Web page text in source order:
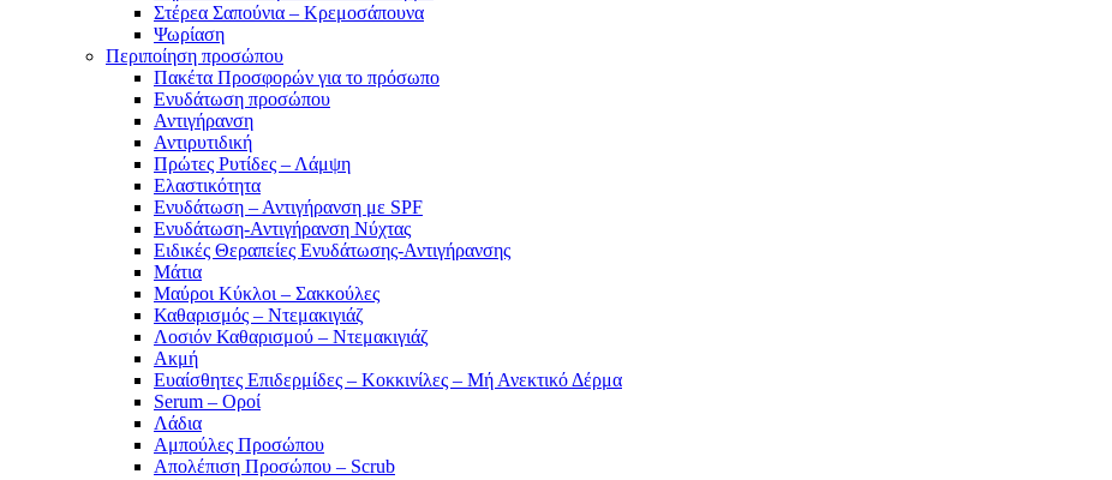
Στέρεα Σαπούνια – Κρεμοσάπουνα
Ψωρίαση
Περιποίηση προσώπου
Πακέτα Προσφορών για το πρόσωπο
Ενυδάτωση προσώπου
Αντιγήρανση
Αντιρυτιδική
Πρώτες Ρυτίδες – Λάμψη
Ελαστικότητα
Ενυδάτωση – Αντιγήρανση με SPF
Ενυδάτωση-Αντιγήρανση Νύχτας
Ειδικές Θεραπείες Ενυδάτωσης-Αντιγήρανσης
Μάτια
Μαύροι Κύκλοι – Σακκούλες
Καθαρισμός – Ντεμακιγιάζ
Λοσιόν Καθαρισμού – Ντεμακιγιάζ
Ακμή
Ευαίσθητες Επιδερμίδες – Κοκκινίλες – Μή Ανεκτικό Δέρμα
Serum – Οροί
Λάδια
Αμπούλες Προσώπου
Απολέπιση Προσώπου – Scrub